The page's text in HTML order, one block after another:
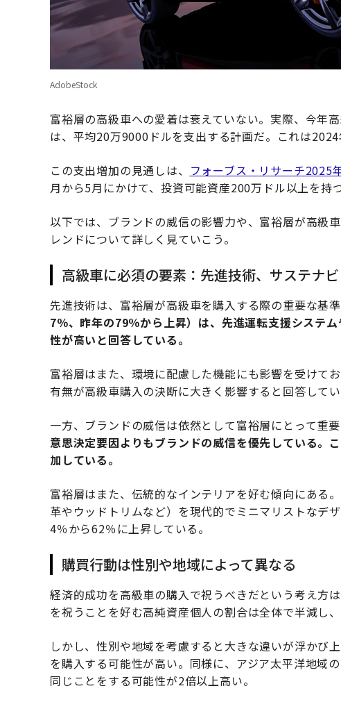
AdobeStock
富裕層の高級車への愛着は衰えていない。実際、今年
は、平均20万9000ドルを支出する計画だ。これは
この支出増加の見通しは、 フォーブス・リサーチ2025
月から5月にかけて、投資可能資産200万ドル以上を持
以下では、ブランドの威信の影響力や、富裕層が高級
レンドについて詳しく見ていこう。
高級車に必須の要素：先進技術、サステナ
先進技術は、富裕層が高級車を購入する際の重要な基準
7％、昨年の79％から上昇）は、先進運転支援システ
性が高いと回答している。
富裕層はまた、環境に配慮した機能にも影響を受けて
有無が高級車購入の決断に大きく影響すると回答してい
一方、ブランドの威信は依然として富裕層にとって重要
意思決定要因よりもブランドの威信を優先している。
加している。
富裕層はまた、伝統的なインテリアを好む傾向にある
革やウッドトリムなど）を現代的でミニマリストなデ
4％から62％に上昇している。
購買行動は性別や地域によって異なる
経済的成功を高級車の購入で祝うべきだという考え方
を祝うことを好む高純資産個人の割合は全体で半減し
しかし、性別や地域を考慮すると大きな違いが浮かび
を購入する可能性が高い。同様に、アジア太平洋地域
同じことをする可能性が2倍以上高い。